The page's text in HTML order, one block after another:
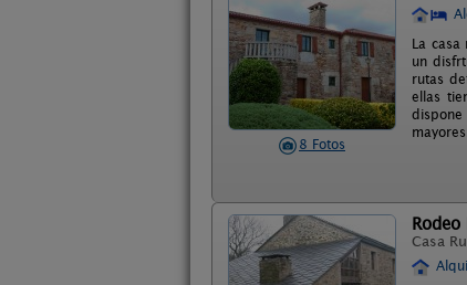
8 Fotos
La
un
rutas
ellas
mayores.
Rodeo
Casa